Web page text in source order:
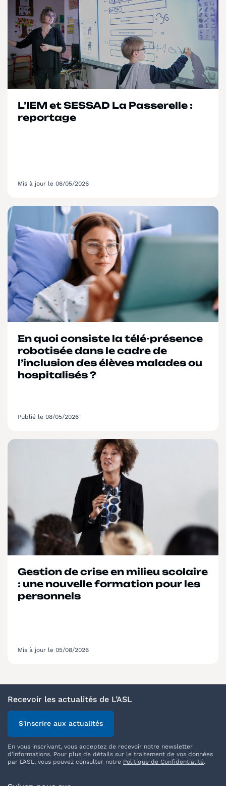
L’IEM et SESSAD La Passerelle :
reportage
Mis à jour le 06/05/2026
En quoi consiste la télé-présence
robotisée dans le cadre de
l’inclusion des élèves malades ou
hospitalisés ?
Publié le 08/05/2026
Gestion de crise en milieu scolaire
: une nouvelle formation pour les
personnels
Mis à jour le 05/08/2026
Recevoir les actualités de L’ASL
S'inscrire aux actualités
En vous inscrivant, vous acceptez de recevoir notre newsletter
d’informations. Pour plus de détails sur le traitement de vos données
par L’ASL, vous pouvez consulter notre Politique de Confidentialité.